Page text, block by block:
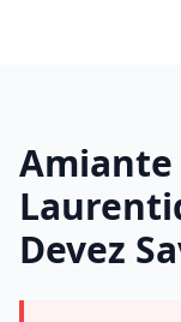
Amiante
Devez